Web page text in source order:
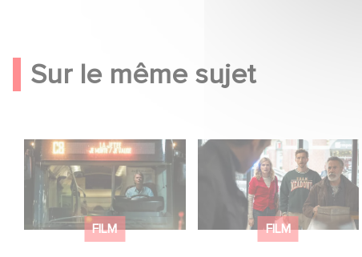
Sur le même sujet
FILM
Une date de sortie
pour le nouveau film
de Franck Dubosc
FILM
Une nouvelle comédie
avec Baptiste
Lecaplain et José
Garcia en 2027 !